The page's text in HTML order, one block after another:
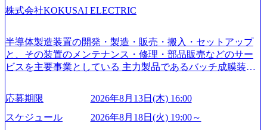
はあるが、社員の興味のある分野やスキルを活用したいな
着けたい方でも幅広に経験を積みたい方でも、キャリア形
成が柔軟に可能な環境である。 https://storage.googleapis.com/
our-vision-production.appspot.com/public/images/20240925204135
_93b1bff3-f71c-4bc9-8bd9-72a8a4826007_1200x554.webp https://
mages/20250502152751_46c65543-87ef-4e86-a85a-8649e1c532f9
_956x512.webp https://storage.googleapis.com/our-vision-producti
on.appspot.com/public/images/20250502152804_ba6aaa1a-9ffc-4f
株式会社KOKUSAI ELECTRIC
半導体製造装置の開発・製造・販売・搬入・セットアップ
と、その装置のメンテナンス・修理・部品販売などのサー
ビスを主要事業としている 主力製品であるバッチ成膜装置
世界トップクラスのシェアを有している 技術と対話を通じ
て未来を創造し、社会課題の解決に貢献することを目指し
ている Mission:私たちの技術/私たちの対話 Vision:夢を未来
応募期限
2026年8月13日(木) 16:00
スケジュール
2026年8月18日(火) 19:00～